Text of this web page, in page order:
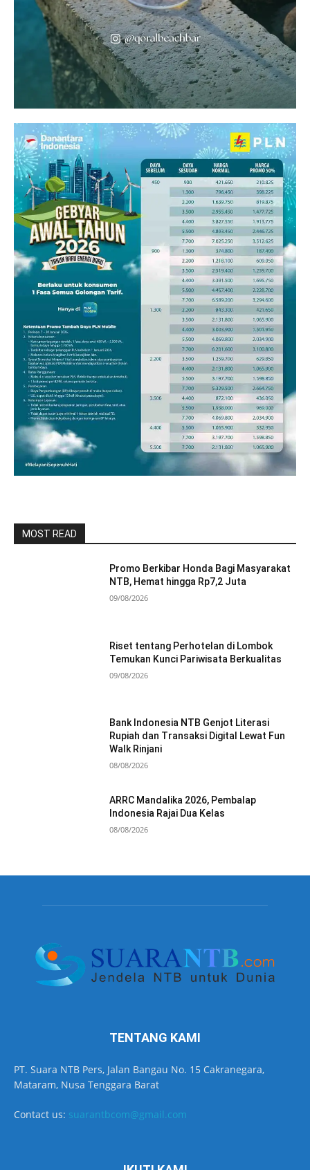
MOST READ
Promo Berkibar Honda Bagi Masyarakat
NTB, Hemat hingga Rp7,2 Juta
09/08/2026
Riset tentang Perhotelan di Lombok
Temukan Kunci Pariwisata Berkualitas
09/08/2026
Bank Indonesia NTB Genjot Literasi
Rupiah dan Transaksi Digital Lewat Fun
Walk Rinjani
08/08/2026
ARRC Mandalika 2026, Pembalap
Indonesia Rajai Dua Kelas
08/08/2026
TENTANG KAMI
PT. Suara NTB Pers, Jalan Bangau No. 15 Cakranegara,
Mataram, Nusa Tenggara Barat
Contact us: suarantbcom@gmail.com